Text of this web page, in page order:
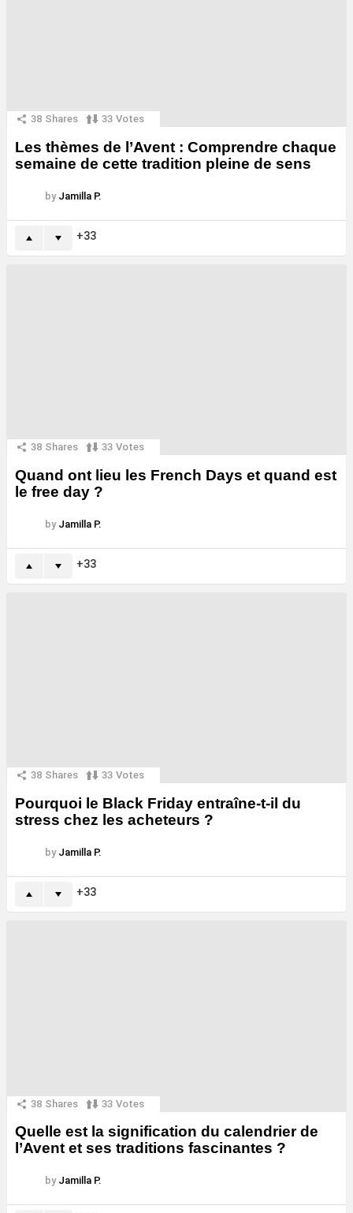
38 Shares 33 Votes
Les thèmes de l’Avent : Comprendre chaque
semaine de cette tradition pleine de sens
by Jamilla P.
33
38 Shares 33 Votes
Quand ont lieu les French Days et quand est
le free day ?
by Jamilla P.
33
38 Shares 33 Votes
Pourquoi le Black Friday entraîne-t-il du
stress chez les acheteurs ?
by Jamilla P.
33
38 Shares 33 Votes
Quelle est la signification du calendrier de
l’Avent et ses traditions fascinantes ?
by Jamilla P.